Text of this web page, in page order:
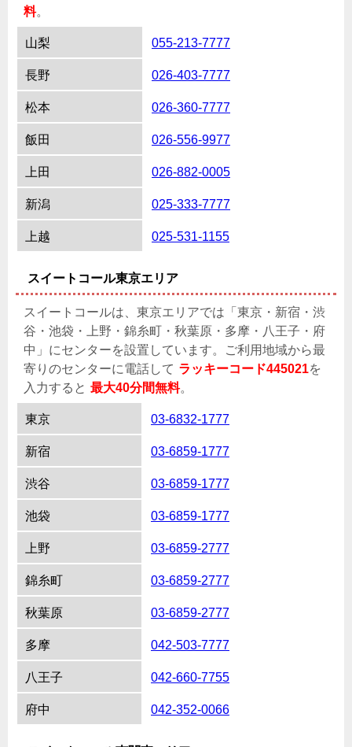
料。
山梨 055-213-7777
長野 026-403-7777
松本 026-360-7777
飯田 026-556-9977
上田 026-882-0005
新潟 025-333-7777
上越 025-531-1155
スイートコール東京エリア
スイートコールは、東京エリアでは「東京・新宿・渋
谷・池袋・上野・錦糸町・秋葉原・多摩・八王子・府
中」にセンターを設置しています。ご利用地域から最
寄りのセンターに電話して ラッキーコード445021を
入力すると 最大40分間無料。
東京 03-6832-1777
新宿 03-6859-1777
渋谷 03-6859-1777
池袋 03-6859-1777
上野 03-6859-2777
錦糸町 03-6859-2777
秋葉原 03-6859-2777
多摩 042-503-7777
八王子 042-660-7755
府中 042-352-0066